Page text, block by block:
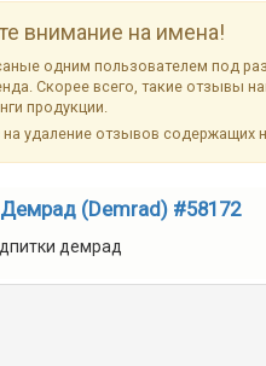
внимание на имена!
одним пользователем под
Скорее всего, такие отзывы
продукции.
на удаление отзывов
Демрад (Demrad) #58172
демрад